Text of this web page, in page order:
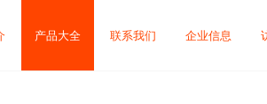
产品大全 联系我们 企业信息